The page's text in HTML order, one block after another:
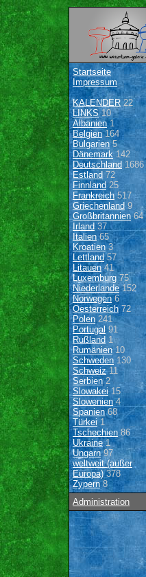
Startseite
Impressum
KALENDER22
LINKS10
Albanien1
Belgien164
Bulgarien 5
Dänemark142
Deutschland 1686
Estland 72
Finnland 25
Frankreich517
Griechenland9
Großbritannien64
Irland 37
Italien65
Kroatien3
Lettland57
Litauen41
Luxemburg 75
Niederlande152
Norwegen6
Oesterreich72
Polen 241
Portugal91
Rußland 1
Rumänien10
Schweden 130
Schweiz11
Serbien2
Slowakei15
Slowenien4
Spanien68
Türkei1
Tschechien 86
Ukraine1
Ungarn97
weltweit (außer
Europa)378
Zypern8
Administration